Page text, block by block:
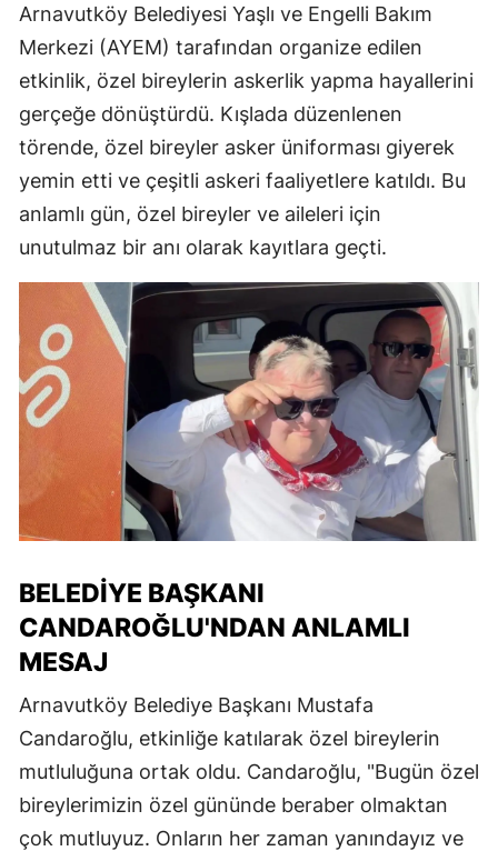
Arnavutköy Belediyesi Yaşlı ve Engelli Bakım
Merkezi (AYEM) tarafından organize edilen
etkinlik, özel bireylerin askerlik yapma hayallerini
gerçeğe dönüştürdü. Kışlada düzenlenen
törende, özel bireyler asker üniforması giyerek
yemin etti ve çeşitli askeri faaliyetlere katıldı. Bu
anlamlı gün, özel bireyler ve aileleri için
unutulmaz bir anı olarak kayıtlara geçti.
BELEDIYE BAŞKANI
CANDAROĞLU'NDAN ANLAMLI
MESAJ
Arnavutköy Belediye Başkanı Mustafa
Candaroğlu, etkinliğe katılarak özel bireylerin
mutluluğuna ortak oldu. Candaroğlu, "Bugün özel
bireylerimizin özel gününde beraber olmaktan
çok mutluyuz. Onların her zaman yanındayız ve